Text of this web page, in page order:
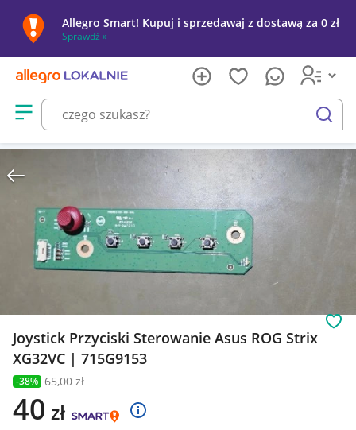
Allegro Smart! Kupuj i sprzedawaj z dostawą za 0 zł
Sprawdź »
Otwórz menu z kategoriami
szukaj
Joystick Przyciski Sterowanie Asus ROG Strix
XG32VC | 715G9153
-38% 65,00 zł
40 zł